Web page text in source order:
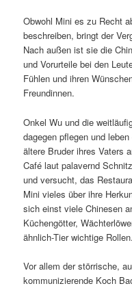
Obwohl Mini es zu Recht
beschreiben, bringt der
Nach außen ist sie die
und Vorurteile bei den
Fühlen und ihren
Freundinnen.
Onkel Wu und die
dagegen pflegen und
ältere Bruder ihres Vaters
Café laut palavernd
und versucht, das
Mini vieles über ihre
sich einst viele Chinesen
Küchengötter,
ähnlich-Tier wichtige Rollen.
Vor allem der störrische,
kommunizierende Koch